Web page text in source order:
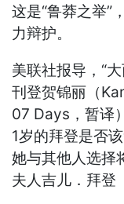
这是“鲁莽之举”
力辩护。
美联社报导，“
刊登贺锦丽（
07 Days，暂译
1岁的拜登是否
她与其他人选择
夫人吉儿．拜登